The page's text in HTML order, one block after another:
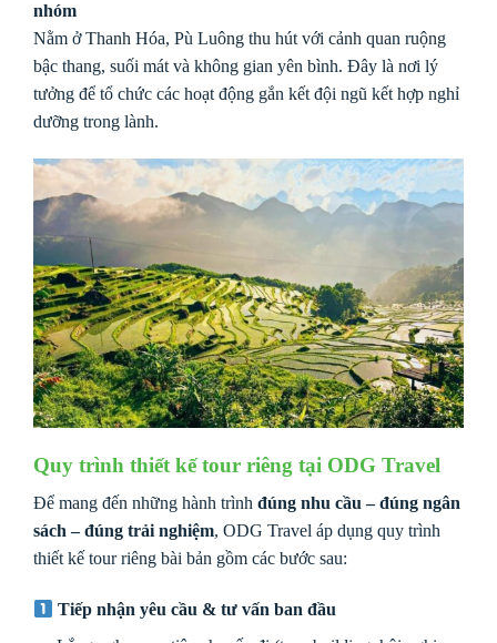
nhóm
Nằm ở Thanh Hóa, Pù Luông thu hút với cảnh quan ruộng
bậc thang, suối mát và không gian yên bình. Đây là nơi lý
tưởng để tổ chức các hoạt động gắn kết đội ngũ kết hợp nghỉ
dưỡng trong lành.
Quy trình thiết kế tour riêng tại ODG Travel
Để mang đến những hành trình đúng nhu cầu – đúng ngân
sách – đúng trải nghiệm, ODG Travel áp dụng quy trình
thiết kế tour riêng bài bản gồm các bước sau:
Tiếp nhận yêu cầu & tư vấn ban đầu